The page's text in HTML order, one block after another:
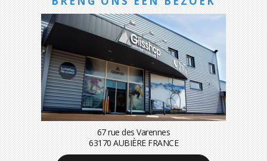
67 rue des Varennes
63170 AUBIÈRE FRANCE